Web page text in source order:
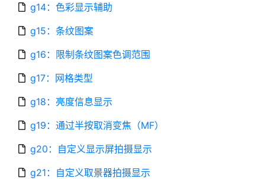
g14：色彩显示辅助
g15：条纹图案
g16：限制条纹图案色调范围
g17：网格类型
g18：亮度信息显示
g19：通过半按取消变焦（MF）
g20：自定义显示屏拍摄显示
g21：自定义取景器拍摄显示